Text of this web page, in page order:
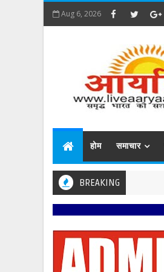
Aug 6, 2026
होम समाचार
BREAKING